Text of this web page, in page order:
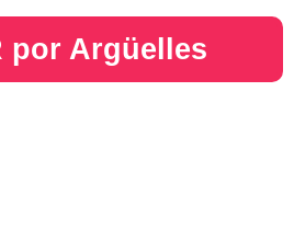
por Argüelles​